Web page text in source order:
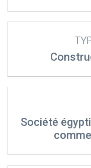
Société